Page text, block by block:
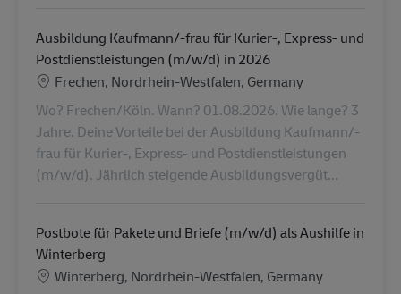
Ausbildung Kaufmann/-frau für Kurier-, Express- und
Postdienstleistungen (m/w/d) in 2026
Location
Frechen, Nordrhein-Westfalen, Germany
Wo? Frechen/Köln. Wann? 01.08.2026. Wie lange? 3
Jahre. Deine Vorteile bei der Ausbildung Kaufmann/-
frau für Kurier-, Express- und Postdienstleistungen
(m/w/d). Jährlich steigende Ausbildungsvergüt...
Postbote für Pakete und Briefe (m/w/d) als Aushilfe in
Winterberg
Location
Winterberg, Nordrhein-Westfalen, Germany